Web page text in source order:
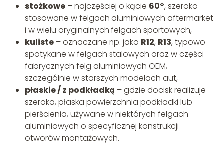
stożkowe– najczęściej o kącie 60°, szeroko
stosowane w felgach aluminiowych aftermarket
i w wielu oryginalnych felgach sportowych,
kuliste– oznaczane np. jako R12, R13, typowo
spotykane w felgach stalowych oraz w części
fabrycznych felg aluminiowych OEM,
szczególnie w starszych modelach aut,
płaskie / z podkładką – gdzie docisk realizuje
szeroka, płaska powierzchnia podkładki lub
pierścienia, używane w niektórych felgach
aluminiowych o specyficznej konstrukcji
otworów montażowych.